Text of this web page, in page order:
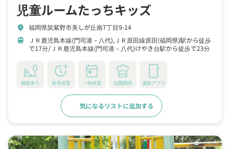
児童ルームたっちキッズ
location_on 福岡県筑紫野市美しが丘南7丁目9-14
train
ＪＲ鹿児島本線(門司港－八代),ＪＲ原田線原田(福岡県)駅から徒歩
で17分
ＪＲ鹿児島本線(門司港－八代)けやき台駅から徒歩で23分
園庭あり 延長保育 一時保育 自園調理 連絡アプリ
気になるリストに追加する